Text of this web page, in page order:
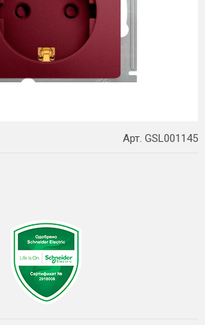
Арт. GSL001145